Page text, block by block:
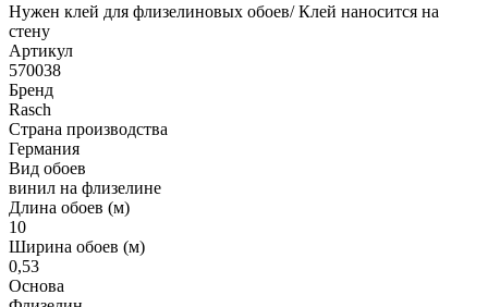
Нужен клей для флизелиновых обоев/ Клей наносится на
стену
Артикул
570038
Бренд
Rasch
Страна производства
Германия
Вид обоев
винил на флизелине
Длина обоев (м)
10
Ширина обоев (м)
0,53
Основа